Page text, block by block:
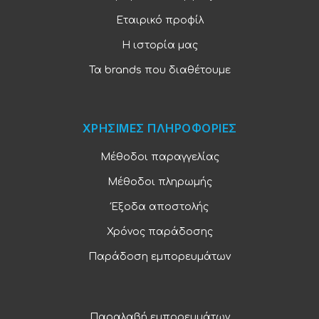
Εταιρικό προφίλ
Η ιστορία μας
Τα brands που διαθέτουμε
ΧΡΗΣΙΜΕΣ ΠΛΗΡΟΦΟΡΙΕΣ
Μέθοδοι παραγγελίας
Μέθοδοι πληρωμής
Έξοδα αποστολής
Χρόνος παράδοσης
Παράδοση εμπορευμάτων